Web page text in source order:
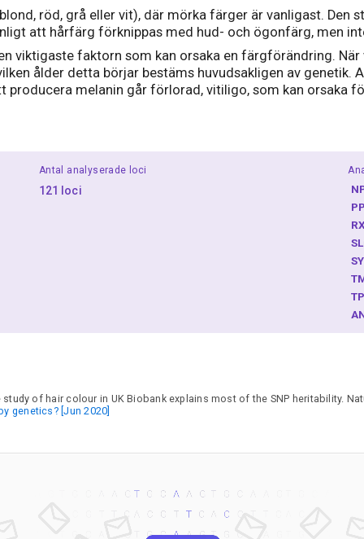
röd, grå eller vit), där mörka färger är vanligast. Den
att hårfärg förknippas med hud- och ögonfärg, men
viktigaste faktorn som kan orsaka en färgförändring.
ålder detta börjar bestäms huvudsakligen av genetik.
producera melanin går förlorad, vitiligo, som kan orsaka
Antal analyserade loci
121 loci
of hair colour in UK Biobank explains most of the SNP heritability.
genetics? [Jun 2020]